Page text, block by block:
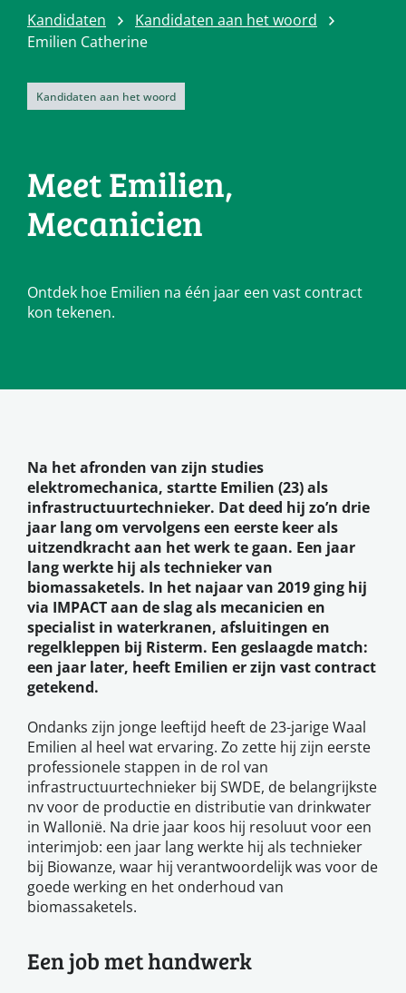
Kandidaten
Kandidaten aan het woord
Emilien Catherine
Kandidaten aan het woord
Meet Emilien,
Mecanicien
Ontdek hoe Emilien na één jaar een vast contract
kon tekenen.
Na het afronden van zijn studies
elektromechanica, startte Emilien (23) als
infrastructuurtechnieker. Dat deed hij zo’n drie
jaar lang om vervolgens een eerste keer als
uitzendkracht aan het werk te gaan. Een jaar
lang werkte hij als technieker van
biomassaketels. In het najaar van 2019 ging hij
via IMPACT aan de slag als mecanicien en
specialist in waterkranen, afsluitingen en
regelkleppen bij Risterm. Een geslaagde match:
een jaar later, heeft Emilien er zijn vast contract
getekend.
Ondanks zijn jonge leeftijd heeft de 23-jarige Waal
Emilien al heel wat ervaring. Zo zette hij zijn eerste
professionele stappen in de rol van
infrastructuurtechnieker bij SWDE, de belangrijkste
nv voor de productie en distributie van drinkwater
in Wallonië. Na drie jaar koos hij resoluut voor een
interimjob: een jaar lang werkte hij als technieker
bij Biowanze, waar hij verantwoordelijk was voor de
goede werking en het onderhoud van
biomassaketels.
Een job met handwerk